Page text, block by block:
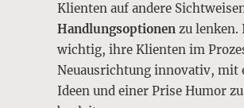
Klienten auf andere
Handlungsoptionen zu lenken.
wichtig, ihre Klienten im
Neuausrichtung innovativ, mit
Ideen und einer Prise Humor zu